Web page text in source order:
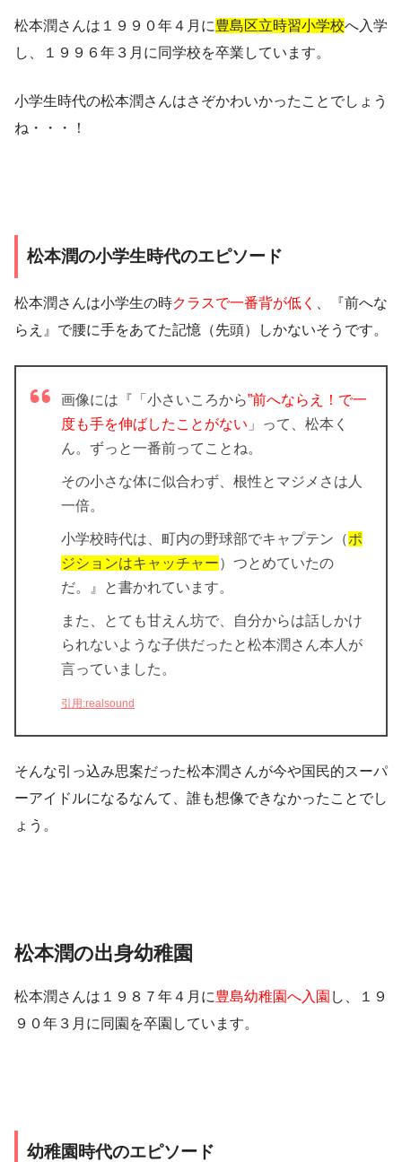
松本潤さんは１９９０年４月に豊島区立時習小学校へ入学
し、１９９６年３月に同学校を卒業しています。
小学生時代の松本潤さんはさぞかわいかったことでしょう
ね・・・！
松本潤の小学生時代のエピソード
松本潤さんは小学生の時クラスで一番背が低く
、『前へな
らえ』で腰に手をあてた記憶（先頭）しかないそうです。
画像には『「小さいころから”前へならえ！で一
度も手を伸ばしたことがない 」って、松本く
ん。ずっと一番前ってことね。
その小さな体に似合わず、根性とマジメさは人
一倍。
小学校時代は、町内の野球部でキャプテン （ポ
ジションはキャッチャー）つとめていたの
だ。』と書かれています。
また、とても甘えん坊で、自分からは話しかけ
られないような子供だったと松本潤さん本人が
言っていました。
引用:realsound
そんな引っ込み思案だった松本潤さんが今や国民的スーパ
ーアイドルになるなんて、誰も想像できなかったことでし
ょう。
松本潤の出身幼稚園
松本潤さんは１９８７年４月に豊島幼稚園へ入園 し、１９
９０年３月に同園を卒園しています。
幼稚園時代のエピソード